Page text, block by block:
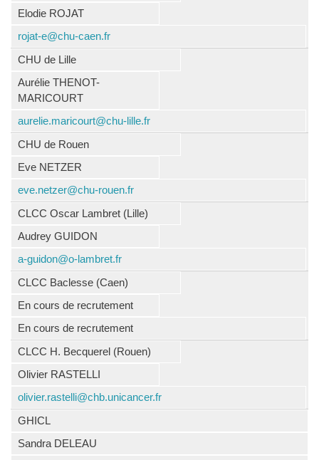
Elodie ROJAT
rojat-e@chu-caen.fr
CHU de Lille
Aurélie THENOT-
MARICOURT
aurelie.maricourt@chu-lille.fr
CHU de Rouen
Eve NETZER
eve.netzer@chu-rouen.fr
CLCC Oscar Lambret (Lille)
Audrey GUIDON
a-guidon@o-lambret.fr
CLCC Baclesse (Caen)
En cours de recrutement
En cours de recrutement
CLCC H. Becquerel (Rouen)
Olivier RASTELLI
olivier.rastelli@chb.unicancer.fr
GHICL
Sandra DELEAU